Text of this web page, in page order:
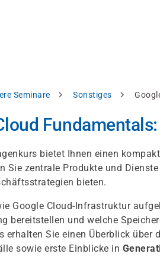
Seminare Sonstiges
bietet Ihnen einen
Sie zentrale Produkte und
bieten.
Google Cloud-Infrastruktur
bereitstellen und welche
erhalten Sie einen Überblick über
sowie erste Einblicke in